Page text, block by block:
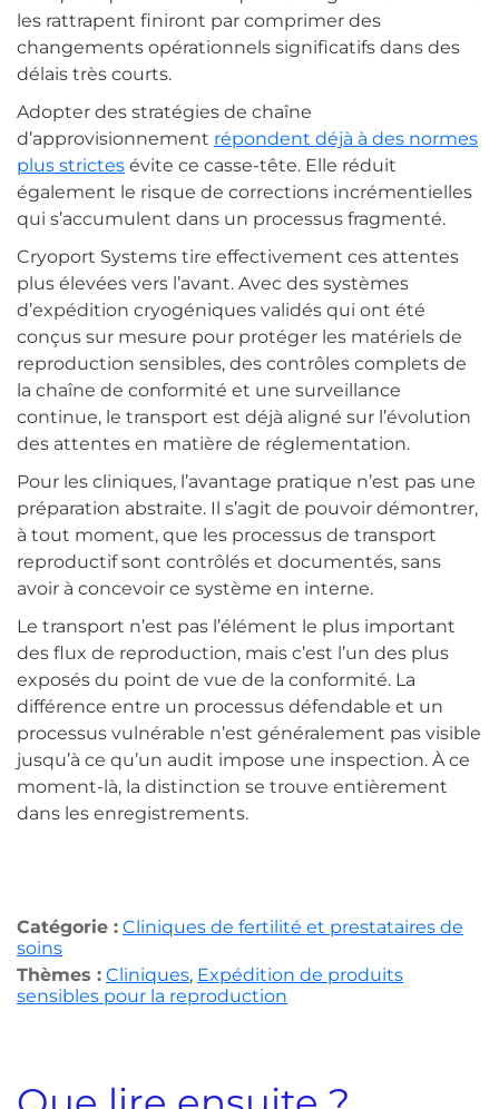
les rattrapent finiront par comprimer des
changements opérationnels significatifs dans des
délais très courts.
Adopter des stratégies de chaîne
d’approvisionnement répondent déjà à des normes
plus strictes évite ce casse-tête. Elle réduit
également le risque de corrections incrémentielles
qui s’accumulent dans un processus fragmenté.
Cryoport Systems tire effectivement ces attentes
plus élevées vers l’avant. Avec des systèmes
d’expédition cryogéniques validés qui ont été
conçus sur mesure pour protéger les matériels de
reproduction sensibles, des contrôles complets de
la chaîne de conformité et une surveillance
continue, le transport est déjà aligné sur l’évolution
des attentes en matière de réglementation.
Pour les cliniques, l’avantage pratique n’est pas une
préparation abstraite. Il s’agit de pouvoir démontrer,
à tout moment, que les processus de transport
reproductif sont contrôlés et documentés, sans
avoir à concevoir ce système en interne.
Le transport n’est pas l’élément le plus important
des flux de reproduction, mais c’est l’un des plus
exposés du point de vue de la conformité. La
différence entre un processus défendable et un
processus vulnérable n’est généralement pas visible
jusqu’à ce qu’un audit impose une inspection. À ce
moment-là, la distinction se trouve entièrement
dans les enregistrements.
Catégorie : Cliniques de fertilité et prestataires de
soins
Thèmes : Cliniques, Expédition de produits
sensibles pour la reproduction